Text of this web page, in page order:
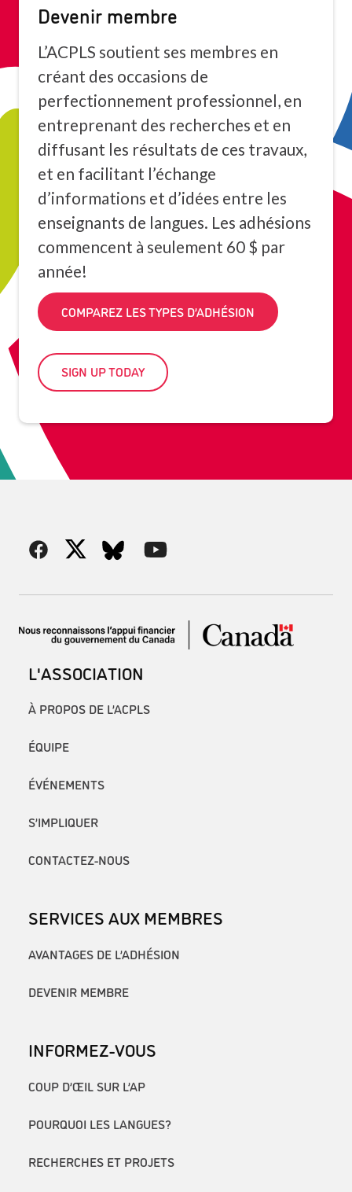
Devenir membre
L’ACPLS soutient ses membres en
créant des occasions de
perfectionnement professionnel, en
entreprenant des recherches et en
diffusant les résultats de ces travaux,
et en facilitant l’échange
d’informations et d’idées entre les
enseignants de langues. Les adhésions
commencent à seulement 60 $ par
année!
COMPAREZ LES TYPES D’ADHÉSION
SIGN UP TODAY
L'ASSOCIATION
À PROPOS DE L’ACPLS
ÉQUIPE
ÉVÉNEMENTS
S’IMPLIQUER
CONTACTEZ-NOUS
SERVICES AUX MEMBRES
AVANTAGES DE L’ADHÉSION
DEVENIR MEMBRE
INFORMEZ-VOUS
COUP D’ŒIL SUR L’AP
POURQUOI LES LANGUES?
RECHERCHES ET PROJETS